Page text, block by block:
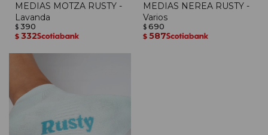
MEDIAS MOTZA RUSTY -
Lavanda
$ 390
$ 332
MEDIAS NEREA RUSTY -
Varios
$ 690
$ 587